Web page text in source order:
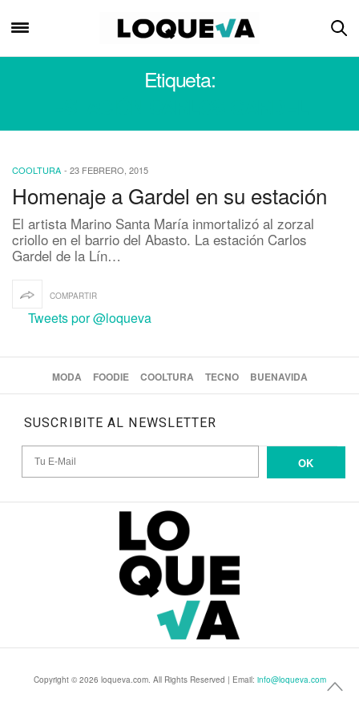
Etiqueta:
COOLTURA - 23 FEBRERO, 2015
Homenaje a Gardel en su estación
El artista Marino Santa María inmortalizó al zorzal
criollo en el barrio del Abasto. La estación Carlos
Gardel de la Lín…
COMPARTIR
Tweets por @loqueva
MODA FOODIE COOLTURA TECNO BUENAVIDA
SUSCRIBITE AL NEWSLETTER
OK
Copyright © 2026 loqueva.com. All Rights Reserved | Email: info@loqueva.com